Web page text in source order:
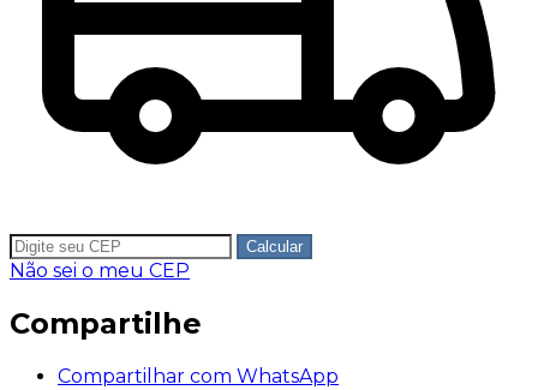
Calcular
Não sei o meu CEP
Compartilhe
Compartilhar com WhatsApp